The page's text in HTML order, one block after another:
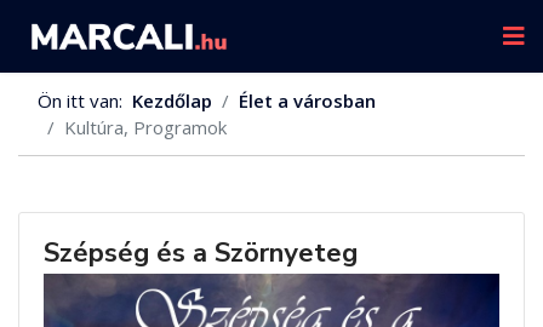
Ön itt van: Kezdőlap
Élet a városban
Kultúra, Programok
Szépség és a Szörnyeteg